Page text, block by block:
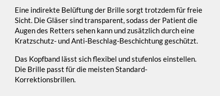
Eine indirekte Belüftung der Brille sorgt trotzdem für freie
Sicht. Die Gläser sind transparent, sodass der Patient die
Augen des Retters sehen kann und zusätzlich durch eine
Kratzschutz- und Anti-Beschlag-Beschichtung geschützt.
Das Kopfband lässt sich flexibel und stufenlos einstellen.
Die Brille passt für die meisten Standard-
Korrektionsbrillen.